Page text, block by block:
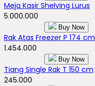
Meja Kasir Shelving Lurus
5.000.000
Buy Now
Rak Atas Freezer P 174 cm
1.454.000
Buy Now
Tiang Single Rak T 150 cm
245.000